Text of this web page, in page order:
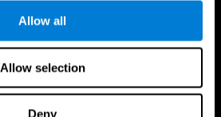
Allow all
Allow selection
Deny
Síguenos en
Investigación